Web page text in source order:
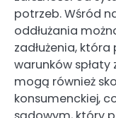
potrzeb. Wśród
oddłużania
zadłużenia,
warunków spłaty
mogą również
konsumenckiej,